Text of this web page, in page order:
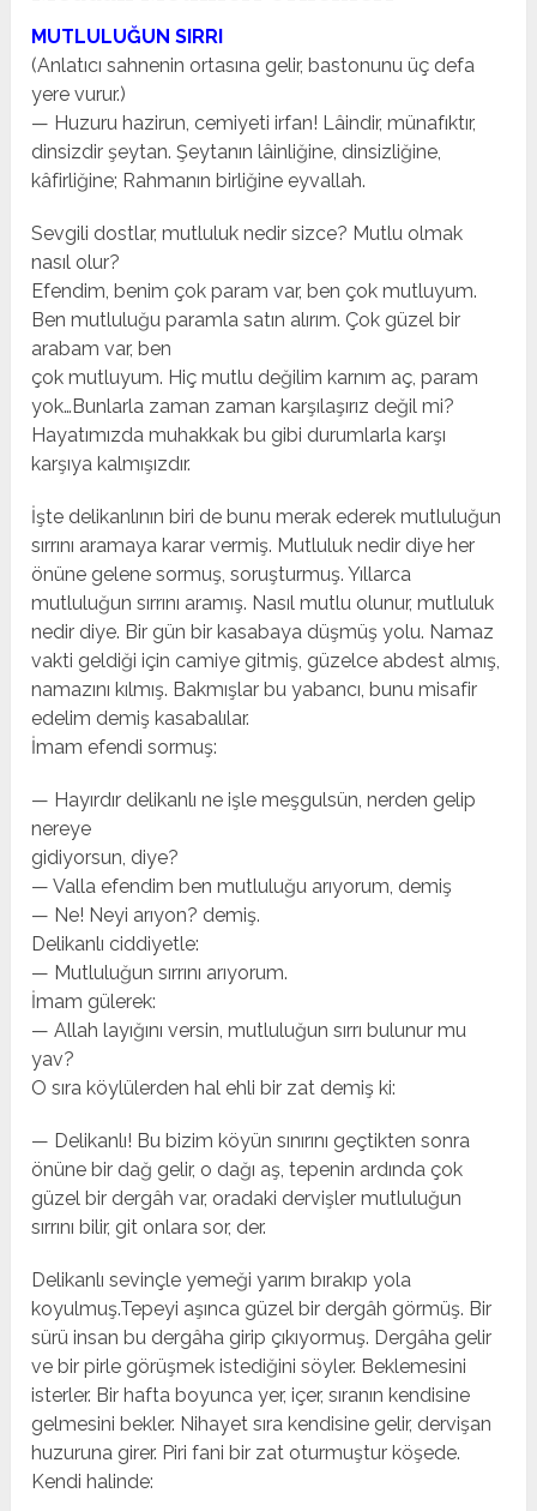
MUTLULUĞUN SIRRI
(Anlatıcı sahnenin ortasına gelir, bastonunu üç defa
yere vurur.)
— Huzuru hazirun, cemiyeti irfan! Lâindir, münafıktır,
dinsizdir şeytan. Şeytanın lâinliğine, dinsizliğine,
kâfirliğine; Rahmanın birliğine eyvallah.
Sevgili dostlar, mutluluk nedir sizce? Mutlu olmak
nasıl olur?
Efendim, benim çok param var, ben çok mutluyum.
Ben mutluluğu paramla satın alırım. Çok güzel bir
arabam var, ben
çok mutluyum. Hiç mutlu değilim karnım aç, param
yok…Bunlarla zaman zaman karşılaşırız değil mi?
Hayatımızda muhakkak bu gibi durumlarla karşı
karşıya kalmışızdır.
İşte delikanlının biri de bunu merak ederek mutluluğun
sırrını aramaya karar vermiş. Mutluluk nedir diye her
önüne gelene sormuş, soruşturmuş. Yıllarca
mutluluğun sırrını aramış. Nasıl mutlu olunur, mutluluk
nedir diye. Bir gün bir kasabaya düşmüş yolu. Namaz
vakti geldiği için camiye gitmiş, güzelce abdest almış,
namazını kılmış. Bakmışlar bu yabancı, bunu misafir
edelim demiş kasabalılar.
İmam efendi sormuş:
— Hayırdır delikanlı ne işle meşgulsün, nerden gelip
nereye
gidiyorsun, diye?
— Valla efendim ben mutluluğu arıyorum, demiş
— Ne! Neyi arıyon? demiş.
Delikanlı ciddiyetle:
— Mutluluğun sırrını arıyorum.
İmam gülerek:
— Allah layığını versin, mutluluğun sırrı bulunur mu
yav?
O sıra köylülerden hal ehli bir zat demiş ki:
— Delikanlı! Bu bizim köyün sınırını geçtikten sonra
önüne bir dağ gelir, o dağı aş, tepenin ardında çok
güzel bir dergâh var, oradaki dervişler mutluluğun
sırrını bilir, git onlara sor, der.
Delikanlı sevinçle yemeği yarım bırakıp yola
koyulmuş.Tepeyi aşınca güzel bir dergâh görmüş. Bir
sürü insan bu dergâha girip çıkıyormuş. Dergâha gelir
ve bir pirle görüşmek istediğini söyler. Beklemesini
isterler. Bir hafta boyunca yer, içer, sıranın kendisine
gelmesini bekler. Nihayet sıra kendisine gelir, dervişan
huzuruna girer. Piri fani bir zat oturmuştur köşede.
Kendi halinde: